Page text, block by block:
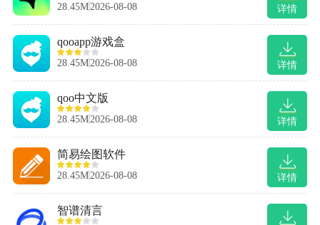
详情
28.45M 2026-08-08
详情
qooapp游戏盒
28.45M 2026-08-08
详情
qoo中文版
28.45M 2026-08-08
详情
简易绘图软件
28.45M 2026-08-08
智谱清言